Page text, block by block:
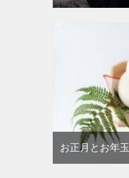
お正月とお年玉